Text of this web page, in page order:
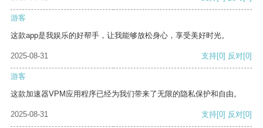
游客
这款app是我娱乐的好帮手，让我能够放松身心，享受美好时光。
2025-08-31 支持[0] 反对[0]
游客
这款加速器VPM应用程序已经为我们带来了无限的隐私保护和自由。
2025-08-31 支持[0] 反对[0]